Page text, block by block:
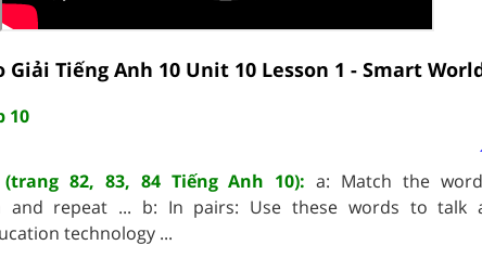
Giải Tiếng Anh 10 Unit 10 Lesson 1 - Smart
10
82, 83, 84 Tiếng Anh 10):a: Match the
and repeat ... b: In pairs: Use these words to talk
technology ...